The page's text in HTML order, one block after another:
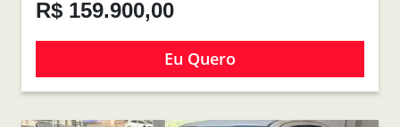
R$ 159.900,00
Eu Quero